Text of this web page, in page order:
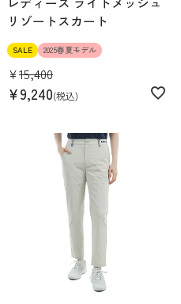
リゾートスカート
SALE 2025春夏モデル
¥15,400
¥9,240 税込